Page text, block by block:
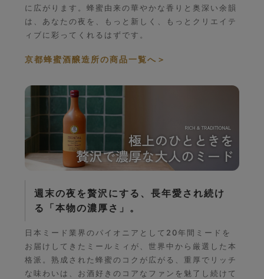
に広がります。蜂蜜由来の華やかな香りと奥深い余韻
は、あなたの夜を、もっと新しく、もっとクリエイテ
ィブに彩ってくれるはずです。
京都蜂蜜酒醸造所の商品一覧へ ＞
週末の夜を贅沢にする、長年愛され続け
る「本物の濃厚さ」。
日本ミード業界のパイオニアとして20年間ミードを
お届けしてきたミールミィが、世界中から厳選した本
格派。熟成された蜂蜜のコクが広がる、重厚でリッチ
な味わいは、お酒好きのコアなファンを魅了し続けて